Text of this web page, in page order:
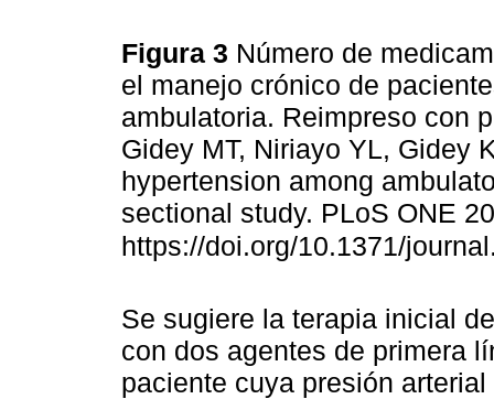
Figura 3 Número de
el manejo crónico de
ambulatoria. Reimpreso con
Gidey MT, Niriayo YL, Gidey
hypertension among
sectional study. PLoS ONE
https://doi.org/10.1371/
Se sugiere la terapia inicial
con dos agentes de primera
paciente cuya presión